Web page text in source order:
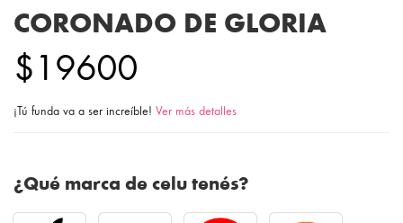
CORONADO DE GLORIA
$19600
¡Tú funda va a ser increíble! Ver más detalles
¿Qué marca de celu tenés?